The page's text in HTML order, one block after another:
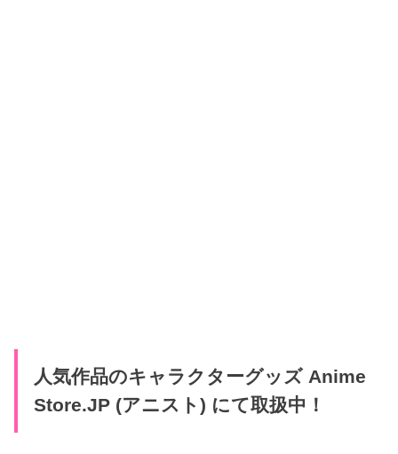
人気作品のキャラクターグッズ Anime
Store.JP (アニスト) にて取扱中！